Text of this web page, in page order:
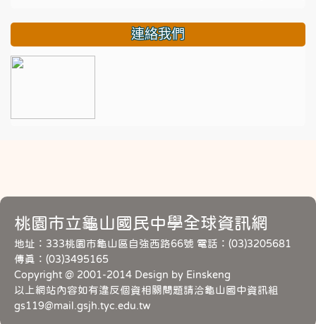
連絡我們
桃園市立龜山國民中學全球資訊網
地址：333桃園市龜山區自強西路66號 電話：(03)3205681
傳真：(03)3495165
Copyright @ 2001-2014 Design by Einskeng
以上網站內容如有違反個資相關問題請洽龜山國中資訊組
gs119@mail.gsjh.tyc.edu.tw